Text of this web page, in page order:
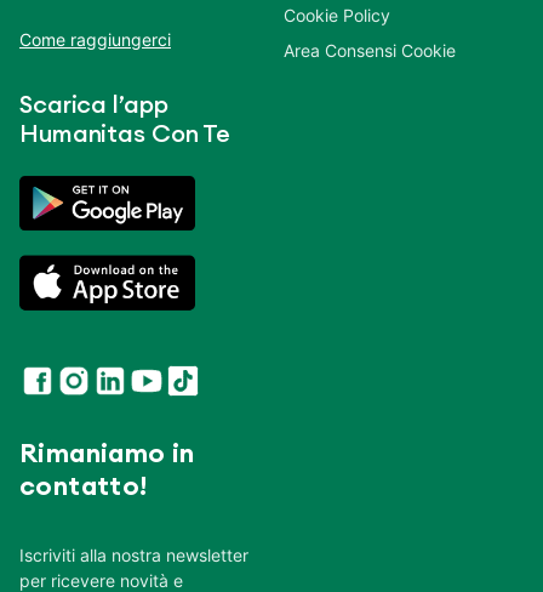
Come raggiungerci
Scarica l’app
Humanitas Con Te
Rimaniamo in
contatto!
Iscriviti alla nostra newsletter
per ricevere novità e
Cookie Policy
Area Consensi Cookie